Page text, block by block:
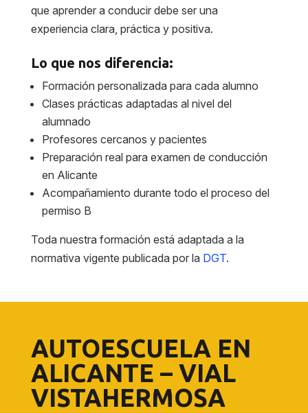
que aprender a conducir debe ser una
experiencia clara, práctica y positiva.
Lo que nos diferencia:
Formación personalizada para cada alumno
Clases prácticas adaptadas al nivel del
alumnado
Profesores cercanos y pacientes
Preparación real para examen de conducción
en Alicante
Acompañamiento durante todo el proceso del
permiso B
Toda nuestra formación está adaptada a la
normativa vigente publicada por la DGT.
AUTOESCUELA EN
ALICANTE – VIAL
VISTAHERMOSA